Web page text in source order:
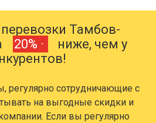
Тамбов-
20% ·
ниже, чем у
регулярно сотрудничающие с
на выгодные скидки и
Если вы регулярно